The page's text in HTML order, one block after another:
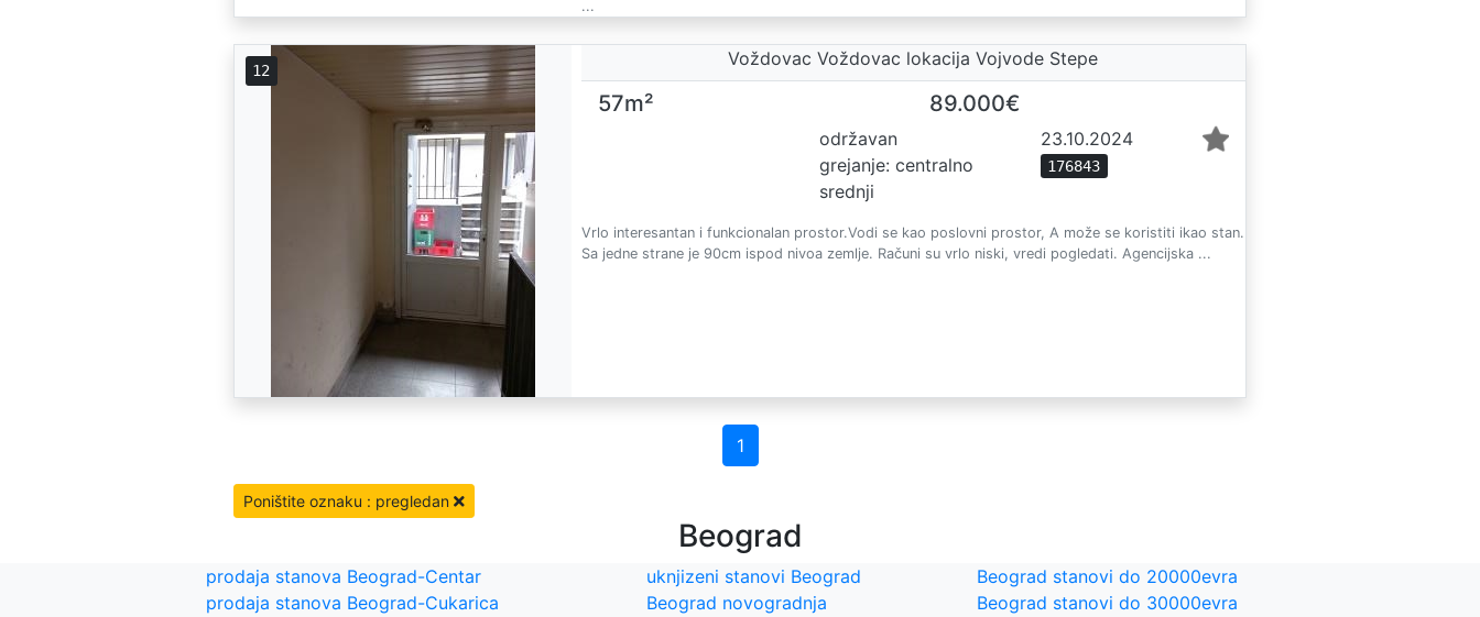
...
12
Voždovac Voždovac lokacija Vojvode Stepe
57m² 89.000€
održavan
grejanje: centralno
srednji
23.10.2024
176843
Vrlo interesantan i funkcionalan prostor.Vodi se kao poslovni prostor, A može se koristiti ikao stan.
Sa jedne strane je 90cm ispod nivoa zemlje. Računi su vrlo niski, vredi pogledati. Agencijska ...
1
Poništite oznaku : pregledan
Beograd
prodaja stanova Beograd-Centar
prodaja stanova Beograd-Cukarica
uknjizeni stanovi Beograd
Beograd novogradnja
Beograd stanovi do 20000evra
Beograd stanovi do 30000evra